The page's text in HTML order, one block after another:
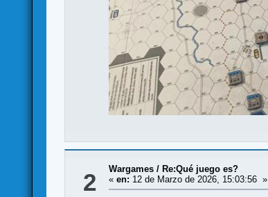
2 Wargames / Re:Qué juego es?
«en: 12 de Marzo de 2026, 15:03:56 »